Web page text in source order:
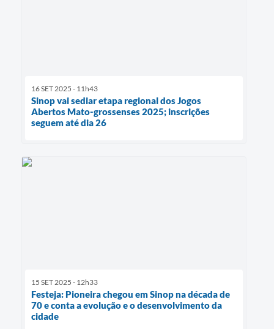
16 SET 2025 - 11h43
Sinop vai sediar etapa regional dos Jogos
Abertos Mato-grossenses 2025; inscrições
seguem até dia 26
15 SET 2025 - 12h33
Festeja: Pioneira chegou em Sinop na década de
70 e conta a evolução e o desenvolvimento da
cidade